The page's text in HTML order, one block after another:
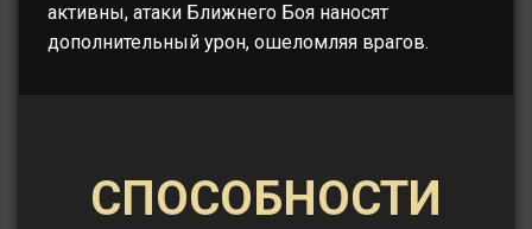
активны, атаки Ближнего Боя наносят
дополнительный урон, ошеломляя врагов.
СПОСОБНОСТИ